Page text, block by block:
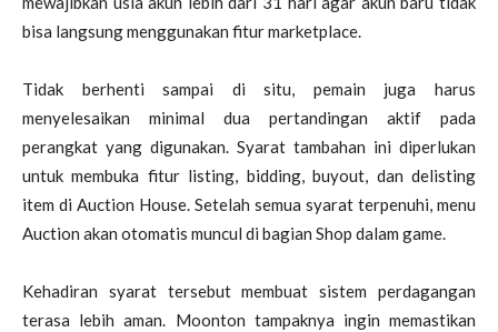
bisa langsung menggunakan fitur marketplace.
Tidak berhenti sampai di situ, pemain juga harus
menyelesaikan minimal dua pertandingan aktif pada
perangkat yang digunakan. Syarat tambahan ini diperlukan
untuk membuka fitur listing, bidding, buyout, dan delisting
item di Auction House. Setelah semua syarat terpenuhi, menu
Auction akan otomatis muncul di bagian Shop dalam game.
Kehadiran syarat tersebut membuat sistem perdagangan
terasa lebih aman. Moonton tampaknya ingin memastikan